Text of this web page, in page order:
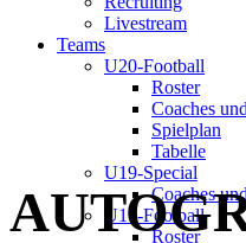
Livestream
Teams
U20-Football
Roster
Coaches
Spielplan
Tabelle
U19-Special
Coaches
U17-Football
Roster